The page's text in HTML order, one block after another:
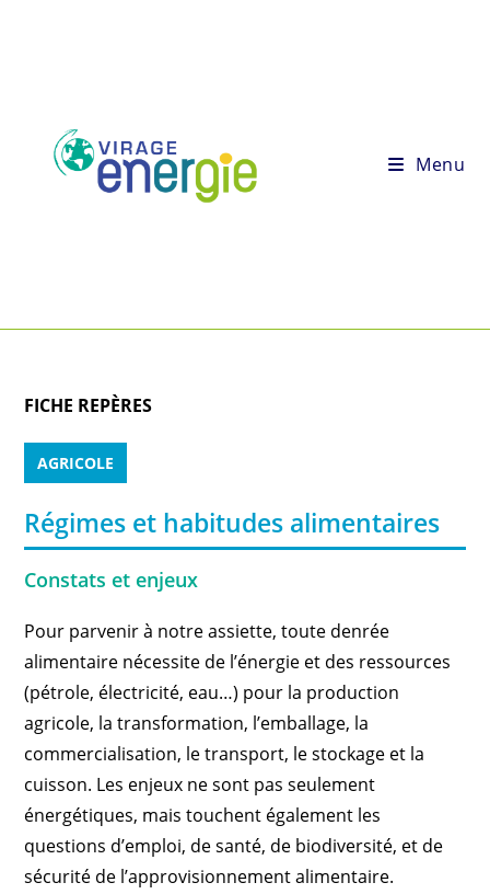
Menu
FICHE REPÈRES
AGRICOLE
Régimes et habitudes alimentaires
Constats et enjeux
Pour parvenir à notre assiette, toute denrée
alimentaire nécessite de l’énergie et des ressources
(pétrole, électricité, eau…) pour la production
agricole, la transformation, l’emballage, la
commercialisation, le transport, le stockage et la
cuisson. Les enjeux ne sont pas seulement
énergétiques, mais touchent également les
questions d’emploi, de santé, de biodiversité, et de
sécurité de l’approvisionnement alimentaire.